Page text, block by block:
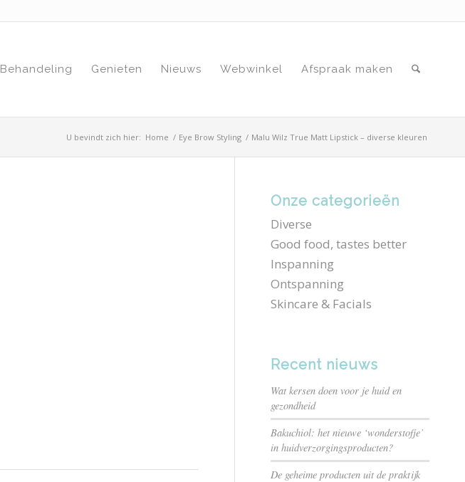
Behandeling Genieten Nieuws Webwinkel Afspraak maken
U bevindt zich hier: Home / Eye Brow Styling / Malu Wilz True Matt Lipstick – diverse kleuren
Onze categorieën
Diverse
Good food, tastes better
Inspanning
Ontspanning
Skincare & Facials
Recent nieuws
Wat kersen doen voor je huid en
gezondheid
Bakuchiol: het nieuwe ‘wonderstofje’
in huidverzorgingsproducten?
De geheime producten uit de praktijk